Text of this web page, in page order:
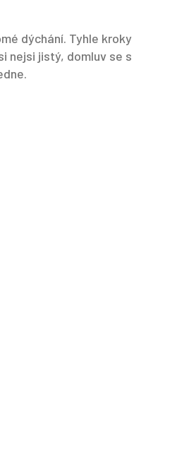
dýchání. Tyhle kroky
nejsi jistý, domluv se s